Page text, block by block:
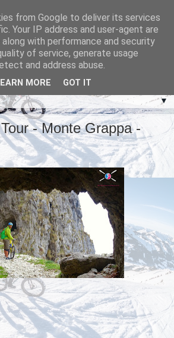
▼
- Monte Grappa -
from Google to deliver its services
Your IP address and user-agent are
with performance and security
of service, generate usage
and address abuse.
MORE GOT IT